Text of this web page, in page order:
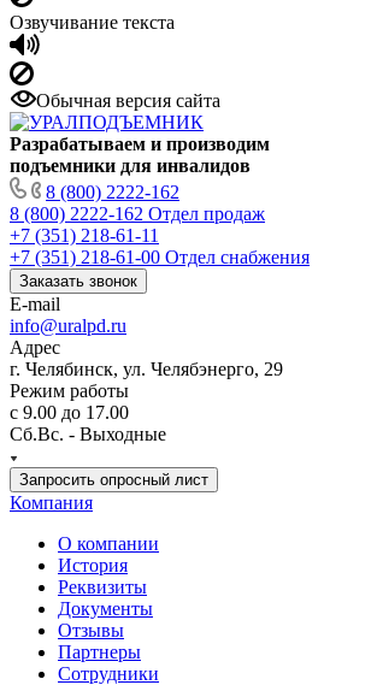
Озвучивание текста
Обычная версия сайта
Разрабатываем и производим
подъемники для инвалидов
8 (800) 2222-162
8 (800) 2222-162 Отдел продаж
+7 (351) 218-61-11
+7 (351) 218-61-00 Отдел снабжения
Заказать звонок
E-mail
info@uralpd.ru
Адрес
г. Челябинск, ул. Челябэнерго, 29
Режим работы
с 9.00 до 17.00
Сб.Вс. - Выходные
Запросить опросный лист
Компания
О компании
История
Реквизиты
Документы
Отзывы
Партнеры
Сотрудники